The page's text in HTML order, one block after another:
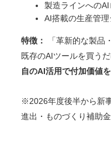
製造ラインへの
AI搭載の生産管
特徴：
「革新的な製品
既存のAIツールを買う
自のAI活用で付加価値
※2026年度後半から新
進出・ものづくり補助